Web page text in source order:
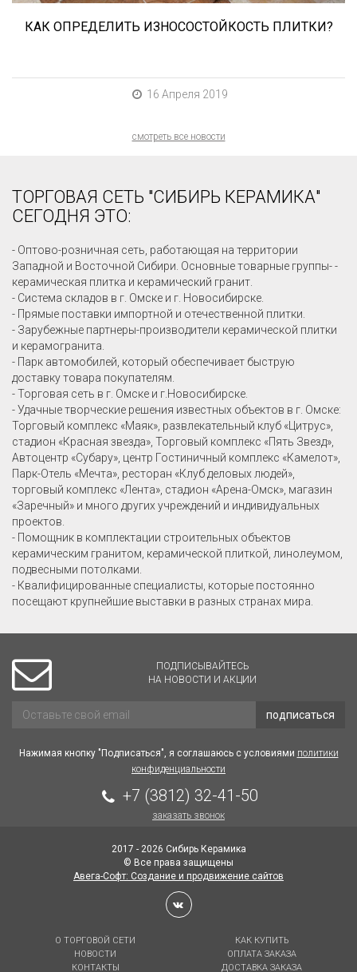
КАК ОПРЕДЕЛИТЬ ИЗНОСОСТОЙКОСТЬ ПЛИТКИ?
16 Апреля 2019
смотреть все новости
ТОРГОВАЯ СЕТЬ "СИБИРЬ КЕРАМИКА"
СЕГОДНЯ ЭТО:
- Оптово-розничная сеть, работающая на территории
Западной и Восточной Сибири. Основные товарные группы- -
керамическая плитка и керамический гранит.
- Система складов в г. Омске и г. Новосибирске.
- Прямые поставки импортной и отечественной плитки.
- Зарубежные партнеры-производители керамической плитки
и керамогранита.
- Парк автомобилей, который обеспечивает быструю
доставку товара покупателям.
- Торговая сеть в г. Омске и г.Новосибирске.
- Удачные творческие решения известных объектов в г. Омске:
Торговый комплекс «Маяк», развлекательный клуб «Цитрус»,
стадион «Красная звезда», Торговый комплекс «Пять Звезд»,
Автоцентр «Субару», центр Гостиничный комплекс «Камелот»,
Парк-Отель «Мечта», ресторан «Клуб деловых людей»,
торговый комплекс «Лента», стадион «Арена-Омск», магазин
«Заречный» и много других учреждений и индивидуальных
проектов.
- Помощник в комплектации строительных объектов
керамическим гранитом, керамической плиткой, линолеумом,
подвесными потолками.
- Квалифицированные специалисты, которые постоянно
посещают крупнейшие выставки в разных странах мира.
ПОДПИСЫВАЙТЕСЬ
НА НОВОСТИ И АКЦИИ
подписаться
Нажимая кнопку "Подписаться", я соглашаюсь с условиями политики
конфиденциальности
+7 (3812) 32-41-50
заказать звонок
2017 - 2026 Сибирь Керамика
© Все права защищены
Авега-Софт: Создание и продвижение сайтов
О ТОРГОВОЙ СЕТИ
НОВОСТИ
КОНТАКТЫ
КАК КУПИТЬ
ОПЛАТА ЗАКАЗА
ДОСТАВКА ЗАКАЗА